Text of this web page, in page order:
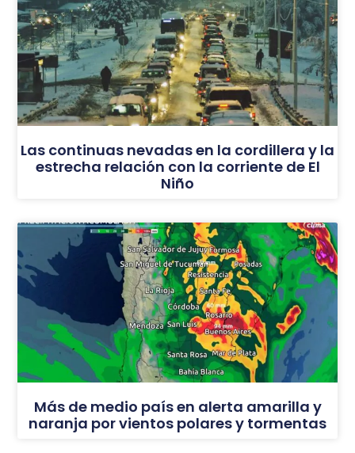
Las continuas nevadas en la cordillera y la
estrecha relación con la corriente de El
Niño
Más de medio país en alerta amarilla y
naranja por vientos polares y tormentas